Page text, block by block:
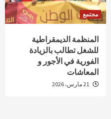
مجتمع
المنظمة الديمقراطية
للشغل تطالب بالزيادة
الفورية في الأجور و
المعاشات